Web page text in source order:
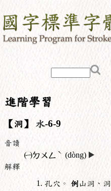
進階學習
【洞】 水-6-9
音讀
㈠ㄉㄨㄥ ˋ (dòng) ▶️
解釋
孔穴。 例山洞、